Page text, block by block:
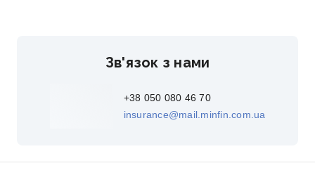
Зв'язок з нами
+38 050 080 46 70
insurance@mail.minfin.com.ua